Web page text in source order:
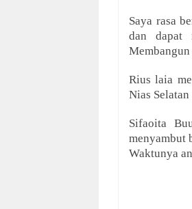
Saya rasa
dan dapat
Rius laia
Nias
Sifaoita
menyambut
Waktunya